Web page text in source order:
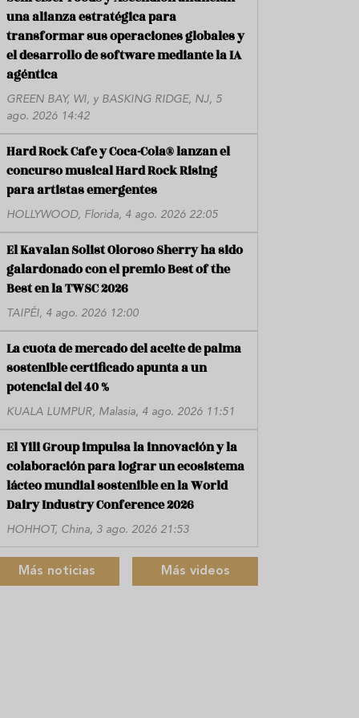
una alianza estratégica para
transformar sus operaciones globales y
el desarrollo de software mediante la IA
agéntica
GREEN BAY, WI, y BASKING RIDGE, NJ, 5
ago. 2026 14:42
Hard Rock Cafe y Coca-Cola® lanzan el
concurso musical Hard Rock Rising
para artistas emergentes
HOLLYWOOD, Florida, 4 ago. 2026 22:05
El Kavalan Solist Oloroso Sherry ha sido
galardonado con el premio Best of the
Best en la TWSC 2026
TAIPÉI, 4 ago. 2026 12:00
La cuota de mercado del aceite de palma
sostenible certificado apunta a un
potencial del 40 %
KUALA LUMPUR, Malasia, 4 ago. 2026 11:51
El Yili Group impulsa la innovación y la
colaboración para lograr un ecosistema
lácteo mundial sostenible en la World
Dairy Industry Conference 2026
HOHHOT, China, 3 ago. 2026 21:53
Más noticias Más videos